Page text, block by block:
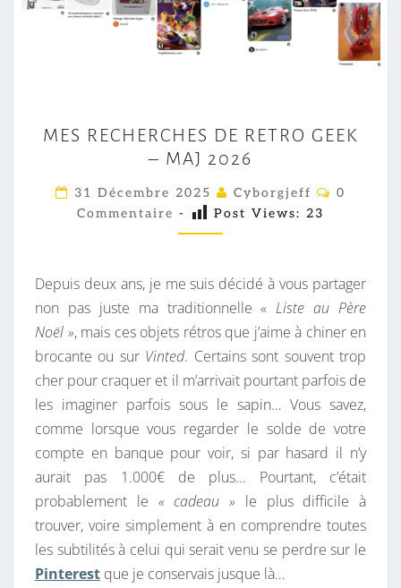
E
S
R
E
C
E
R
C
H
E
S
D
E
R
E
T
R
O
MES RECHERCHES DE RETRO GEEK
– MAJ 2026
31 Décembre 2025 Cyborgjeff
C
A
E
0
Commentaire - Post Views: 23
Depuis deux ans, je me suis décidé à vous partager
non pas juste ma traditionnelle «Liste au Père
Noël », mais ces objets rétros que j’aime à chiner en
brocante ou sur Vinted. Certains sont souvent trop
cher pour craquer et il m’arrivait pourtant parfois de
les imaginer parfois sous le sapin… Vous savez,
comme lorsque vous regarder le solde de votre
compte en banque pour voir, si par hasard il n’y
aurait pas 1.000€ de plus… Pourtant, c’était
probablement le « cadeau » le plus difficile à
trouver, voire simplement à en comprendre toutes
les subtilités à celui qui serait venu se perdre sur le
Pinterest que je conservais jusque là…